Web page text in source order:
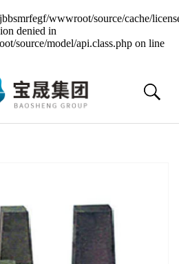
wwwroot/source/cache/
denied in
source/model/api.class.php on line